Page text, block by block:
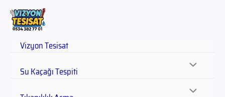
Vizyon Tesisat
Su Kaçağı Tespiti